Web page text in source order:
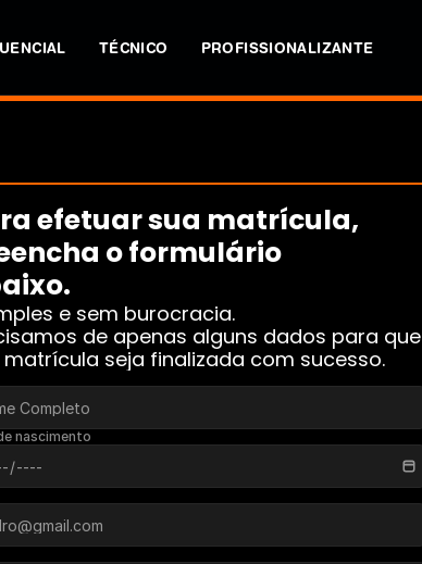
TÉCNICO PROFISSIONALIZANTE
efetuar sua matrícula,
o formulário
e sem burocracia.
de apenas alguns dados para que
matrícula seja finalizada com sucesso.
nascimento